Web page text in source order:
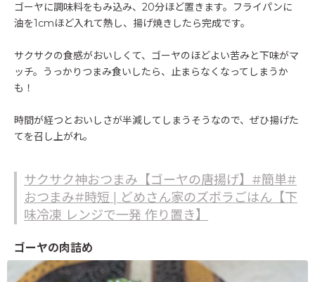
ゴーヤに調味料をもみ込み、20分ほど置きます。フライパンに
油を1cmほど入れて熱し、揚げ焼きしたら完成です。
サクサクの食感がおいしくて、ゴーヤのほどよい苦みと下味がマ
ッチ。うっかりつまみ食いしたら、止まらなくなってしまうか
も！
時間が経つとおいしさが半減してしまうそうなので、ぜひ揚げた
てを召し上がれ。
サクサク神おつまみ【ゴーヤの唐揚げ】#簡単#
おつまみ#時短 | どめさん家のズボラごはん【下
味冷凍 レンジで一発 作り置き】
ゴーヤの肉詰め